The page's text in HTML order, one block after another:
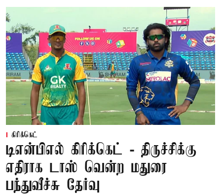
கிரிக்கெட்
டிஎன்பிஎல் கிரிக்கெட் - திருச்சிக்கு
எதிராக டாஸ் வென்ற மதுரை
பந்துவீச்சு தேர்வு